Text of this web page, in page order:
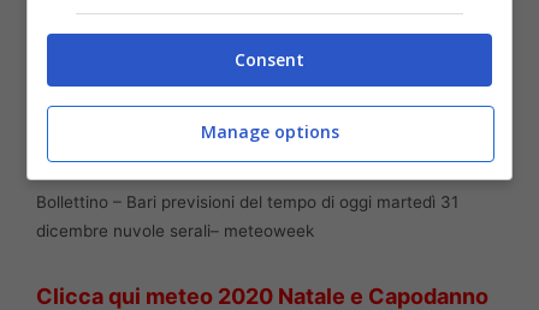
Bollettino – Bari previsioni del tempo di oggi martedì 31
dicembre nuvole serali– meteoweek
Clicca qui meteo 2020 Natale e Capodanno
Consent
Manage options